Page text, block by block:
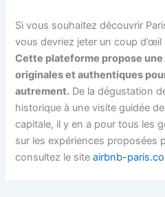
Si vous souhaitez découvrir
vous devriez jeter un coup
Cette plateforme propose
originales et authentiques
autrement. De la dégustation
historique à une visite guidée
capitale, il y en a pour tous les
sur les expériences proposées
consultez le siteairbnb-